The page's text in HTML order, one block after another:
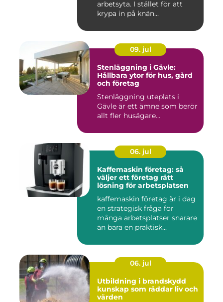
arbetsyta. I stället för att
krypa in på knän...
09. jul
Stenläggning i Gävle:
Hållbara ytor för hus, gård
och företag
Stenläggning uteplats i
Gävle är ett ämne som berör
allt fler husägare...
06. jul
Kaffemaskin företag: så
väljer ett företag rätt
lösning för arbetsplatsen
kaffemaskin företag är i dag
en strategisk fråga för
många arbetsplatser snarare
än bara en praktisk...
06. jul
Utbildning i brandskydd
kunskap som räddar liv och
värden